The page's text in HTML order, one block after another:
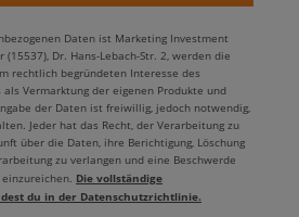
Daten ist Marketing Investment
(15537), Dr. Hans-Lebach-Str. 2, werden die
rechtlich begründeten Interesse des
Vermarktung der eigenen Produkte und
der Daten ist freiwillig, jedoch notwendig,
Jeder hat das Recht, der Verarbeitung zu
über die Daten, ihre Berichtigung, Löschung
zu verlangen und eine Beschwerde
Die vollständige
du in der Datenschutzrichtlinie.